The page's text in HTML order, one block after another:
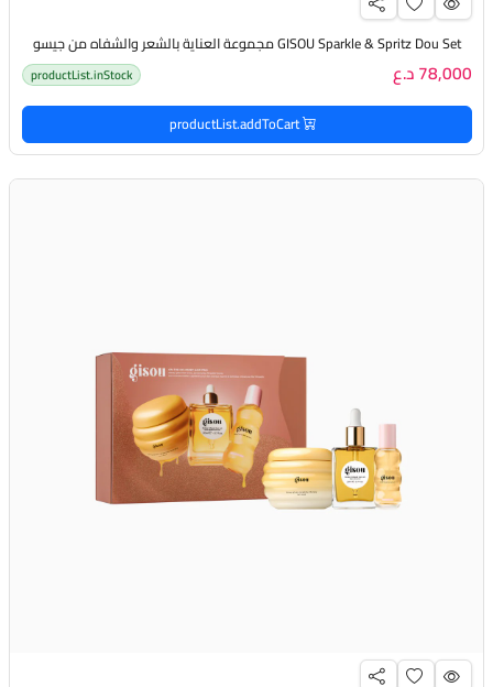
GISOU Sparkle & Spritz Dou Set مجموعة العناية بالشعر والشفاه من جيسو
78,000 د.ع productList.inStock
productList.addToCart